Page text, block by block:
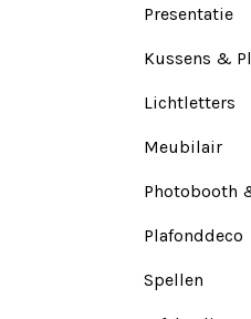
Presentatie
Kussens &
Lichtletters
Meubilair
Photobooth
Plafonddeco
Spellen